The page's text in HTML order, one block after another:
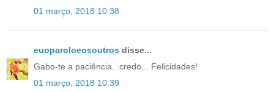
01 março, 2018 10:38
euoparoloeosoutros disse...
Gabo-te a paciência...credo... Felicidades!
01 março, 2018 10:39